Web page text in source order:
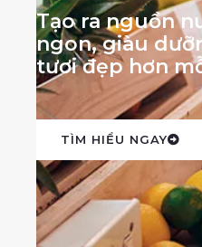
Tạo ra nguồn
ngon, giàu
tươi đẹp hơn
TÌM HIỂU NGAY